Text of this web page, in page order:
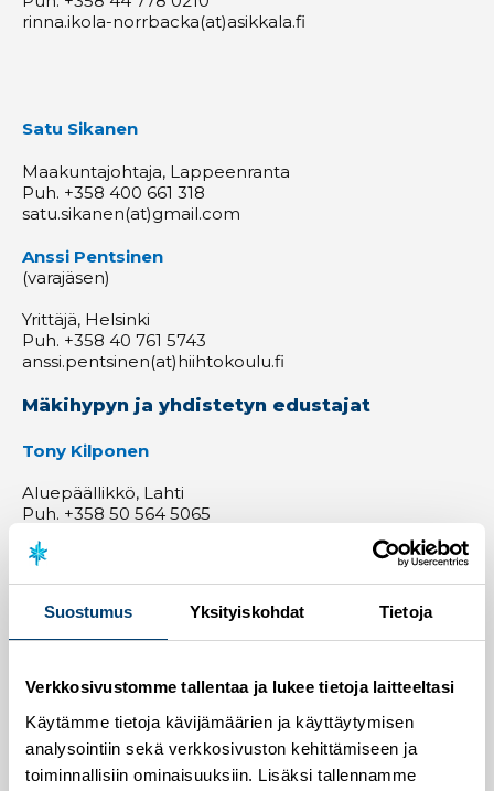
Suostumus Yksityiskohdat Tietoja
Verkkosivustomme tallentaa ja lukee tietoja laitteeltasi
Käytämme tietoja kävijämäärien ja käyttäytymisen
analysointiin sekä verkkosivuston kehittämiseen ja
toiminnallisiin ominaisuuksiin. Lisäksi tallennamme
rinna.ikola-norrbacka(at)asikkala.fi
Satu Sikanen
Maakuntajohtaja, Lappeenranta
Puh. +358 400 661 318
satu.sikanen(at)gmail.com
Anssi Pentsinen
(varajäsen)
Yrittäjä, Helsinki
Puh. +358 40 761 5743
anssi.pentsinen(at)hiihtokoulu.fi
Mäkihypyn ja yhdistetyn edustajat
Tony Kilponen
Aluepäällikkö, Lahti
Puh. +358 50 564 5065
Opettaja, asiantuntija, Vierumäki
Puh. +358 40 740 5918
(varajäsen)